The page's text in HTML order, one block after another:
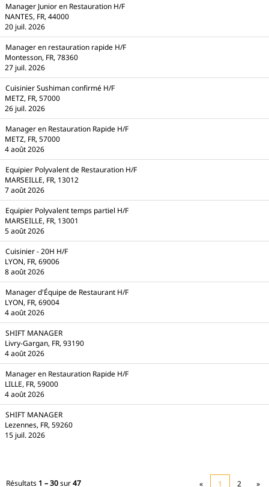
Manager Junior en Restauration H/F
NANTES, FR, 44000
20 juil. 2026
Manager en restauration rapide H/F
Montesson, FR, 78360
27 juil. 2026
Cuisinier Sushiman confirmé H/F
METZ, FR, 57000
26 juil. 2026
Manager en Restauration Rapide H/F
METZ, FR, 57000
4 août 2026
Equipier Polyvalent de Restauration H/F
MARSEILLE, FR, 13012
7 août 2026
Equipier Polyvalent temps partiel H/F
MARSEILLE, FR, 13001
5 août 2026
Cuisinier - 20H H/F
LYON, FR, 69006
8 août 2026
Manager d'Équipe de Restaurant H/F
LYON, FR, 69004
4 août 2026
SHIFT MANAGER
Livry-Gargan, FR, 93190
4 août 2026
Manager en Restauration Rapide H/F
LILLE, FR, 59000
4 août 2026
SHIFT MANAGER
Lezennes, FR, 59260
15 juil. 2026
Résultats 1 – 30sur47 « 1 2 »